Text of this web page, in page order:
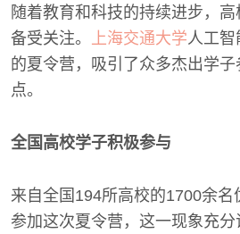
随着教育和科技的持续进步，
备受关注。 上海交通大学人工智
的夏令营，吸引了众多杰出学
点。
全国高校学子积极参与
来自全国194所高校的1700余名
参加这次夏令营，这一现象充